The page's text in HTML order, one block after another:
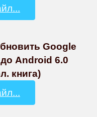
Google
Android 6.0
книга)